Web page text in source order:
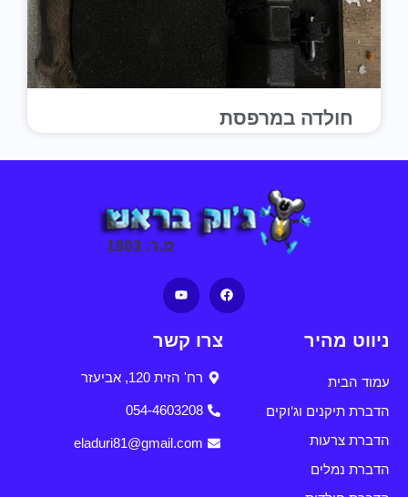
חולדה במרפסת
ניווט מהיר
עמוד הבית
הדברת תיקנים וג'וקים
הדברת צרעות
הדברת נמלים
צרו קשר
רח' הזית 120, אביעזר
054-4603208
eladuri81@gmail.com